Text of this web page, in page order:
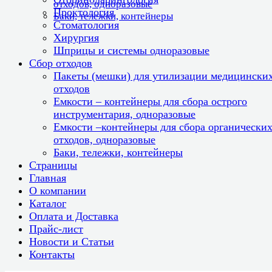
отходов, одноразовые
Баки, тележки, контейнеры
Проктология
Стоматология
Хирургия
Шприцы и системы одноразовые
Сбор отходов
Пакеты (мешки) для утилизации
отходов
Емкости – контейнеры для сбора острого
инструментария, одноразовые
Емкости –контейнеры для сбора органических
отходов, одноразовые
Баки, тележки, контейнеры
Страницы
Главная
О компании
Каталог
Оплата и Доставка
Прайс-лист
Новости и Статьи
Контакты